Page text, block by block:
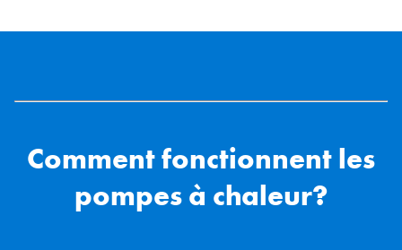
Comment fonctionnent les
pompes à chaleur?